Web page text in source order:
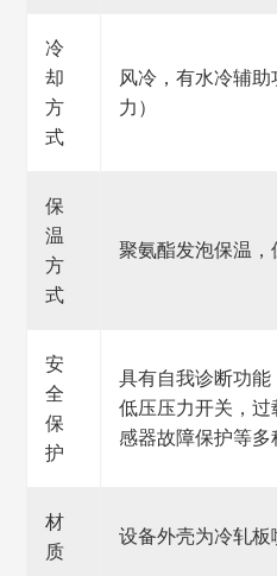
冷
却
方
式
风冷，有水冷辅
力）
保
温
方
式
聚氨酯发泡保温，
安
全
保
护
具有自我诊断功
低压压力开关，
感器故障保护等
材
质
设备外壳为冷轧